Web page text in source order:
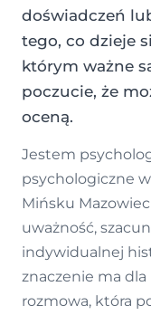
doświadczeń
tego, co dzieje
którym ważne
poczucie, że
oceną.
Jestem
psychologiczne w
Mińsku
uważność,
indywidualnej
znaczenie ma
rozmowa, która